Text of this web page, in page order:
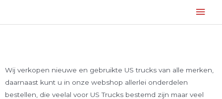
Wij verkopen nieuwe en gebruikte US trucks van alle merken,
daarnaast kunt u in onze webshop allerlei onderdelen
bestellen, die veelal voor US Trucks bestemd zijn maar veel